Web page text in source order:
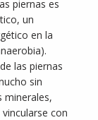
piernas es
un
en la
las piernas
sin
minerales,
con